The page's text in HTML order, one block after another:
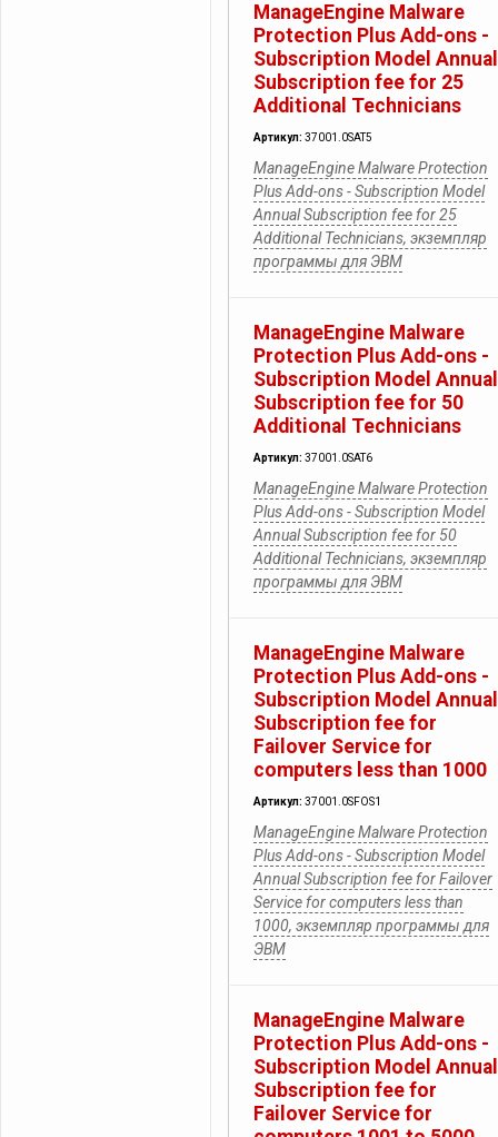
ManageEngine Malware
Protection Plus Add-ons -
Subscription Model Annual
Subscription fee for 25
Additional Technicians
Артикул: 37001.0SAT5
ManageEngine Malware Protection
Plus Add-ons - Subscription Model
Annual Subscription fee for 25
Additional Technicians, экземпляр
программы для ЭВМ
ManageEngine Malware
Protection Plus Add-ons -
Subscription Model Annual
Subscription fee for 50
Additional Technicians
Артикул: 37001.0SAT6
ManageEngine Malware Protection
Plus Add-ons - Subscription Model
Annual Subscription fee for 50
Additional Technicians, экземпляр
программы для ЭВМ
ManageEngine Malware
Protection Plus Add-ons -
Subscription Model Annual
Subscription fee for
Failover Service for
computers less than 1000
Артикул: 37001.0SFOS1
ManageEngine Malware Protection
Plus Add-ons - Subscription Model
Annual Subscription fee for Failover
Service for computers less than
1000, экземпляр программы для
ЭВМ
ManageEngine Malware
Protection Plus Add-ons -
Subscription Model Annual
Subscription fee for
Failover Service for